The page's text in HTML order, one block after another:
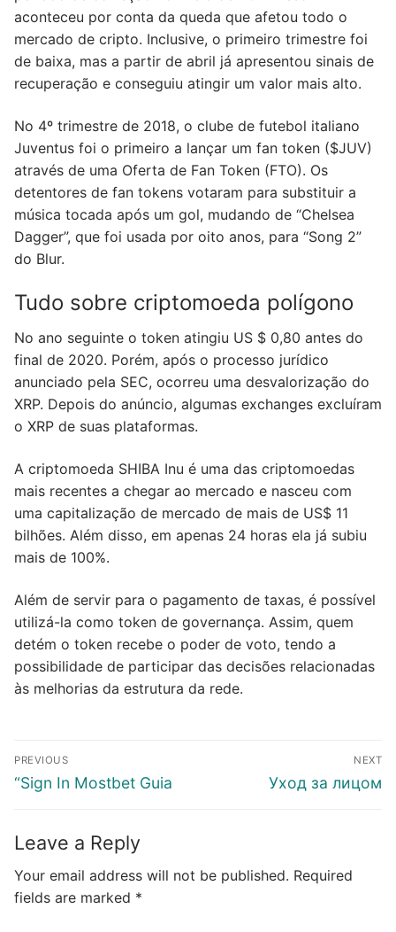
aconteceu por conta da queda que afetou todo o
mercado de cripto. Inclusive, o primeiro trimestre foi
de baixa, mas a partir de abril já apresentou sinais de
recuperação e conseguiu atingir um valor mais alto.
No 4º trimestre de 2018, o clube de futebol italiano
Juventus foi o primeiro a lançar um fan token ($JUV)
através de uma Oferta de Fan Token (FTO). Os
detentores de fan tokens votaram para substituir a
música tocada após um gol, mudando de “Chelsea
Dagger”, que foi usada por oito anos, para “Song 2”
do Blur.
Tudo sobre criptomoeda polígono
No ano seguinte o token atingiu US $ 0,80 antes do
final de 2020. Porém, após o processo jurídico
anunciado pela SEC, ocorreu uma desvalorização do
XRP. Depois do anúncio, algumas exchanges excluíram
o XRP de suas plataformas.
A criptomoeda SHIBA Inu é uma das criptomoedas
mais recentes a chegar ao mercado e nasceu com
uma capitalização de mercado de mais de US$ 11
bilhões. Além disso, em apenas 24 horas ela já subiu
mais de 100%.
Além de servir para o pagamento de taxas, é possível
utilizá-la como token de governança. Assim, quem
detém o token recebe o poder de voto, tendo a
possibilidade de participar das decisões relacionadas
às melhorias da estrutura da rede.
Post
navigation
PREVIOUS
Previous
“Sign In Mostbet Guia
NEXT
Next
Уход за лицом
Leave a Reply
Your email address will not be published. Required
fields are marked *